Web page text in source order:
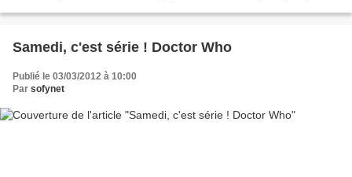
Samedi, c'est série ! Doctor Who
Publié le 03/03/2012 à 10:00
Par sofynet